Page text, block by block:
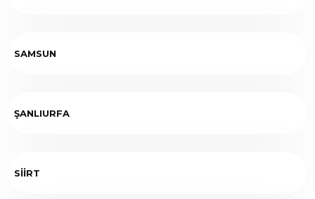
SAMSUN
ŞANLIURFA
SİİRT